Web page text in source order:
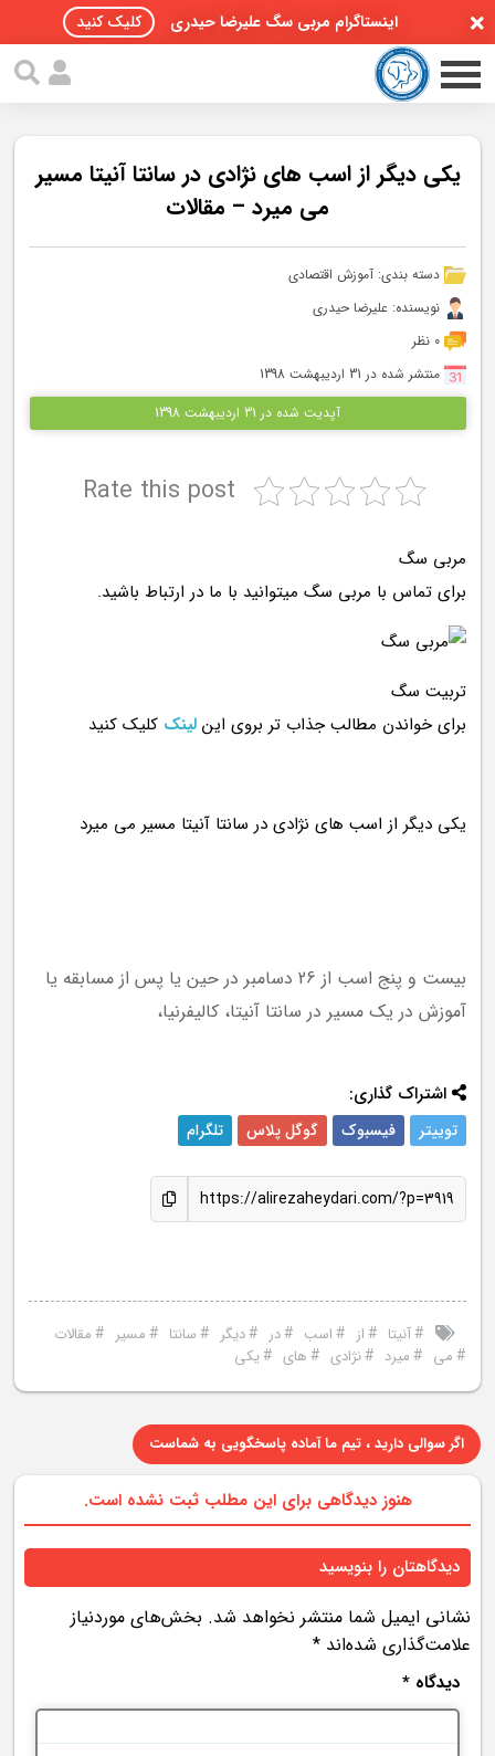
اینستاگرام مربی سگ علیرضا حیدری کلیک کنید
صفحه اصلی
مقالات سگ ها
پادکست سگ ها
سمینار تهران 96
تماس با ما
یکی دیگر از اسب های نژادی در سانتا آنیتا مسیر
می میرد – مقالات
دسته بندی:آموزش اقتصادی
نویسنده: علیرضا حیدری
0 نظر
منتشر شده در 31 اردیبهشت 1398
آپدیت شده در 31 اردیبهشت 1398
Rate this post
مربی سگ
برای تماس با مربی سگ میتوانید با ما در ارتباط باشید.
تربیت سگ
برای خواندن مطالب جذاب تر بروی اینلینک کلیک کنید
بیست و پنج اسب از 26 دسامبر در حین یا پس از مسابقه یا
آموزش در یک مسیر در سانتا آنیتا، کالیفرنیا،
اشتراک گذاری:
توییتر فیسبوک گوگل پلاس تلگرام
https://alirezaheydari.com/?p=3919
#آنیتا #از #اسب #در #دیگر #سانتا #مسیر #مقالات
#می #میرد #نژادی #های #یکی
اگر سوالی دارید ، تیم ما آماده پاسخگویی به شماست
هنوز دیدگاهی برای این مطلب ثبت نشده است.
دیدگاهتان را بنویسید
نشانی ایمیل شما منتشر نخواهد شد. بخش‌های موردنیاز
علامت‌گذاری شده‌اند *
دیدگاه *